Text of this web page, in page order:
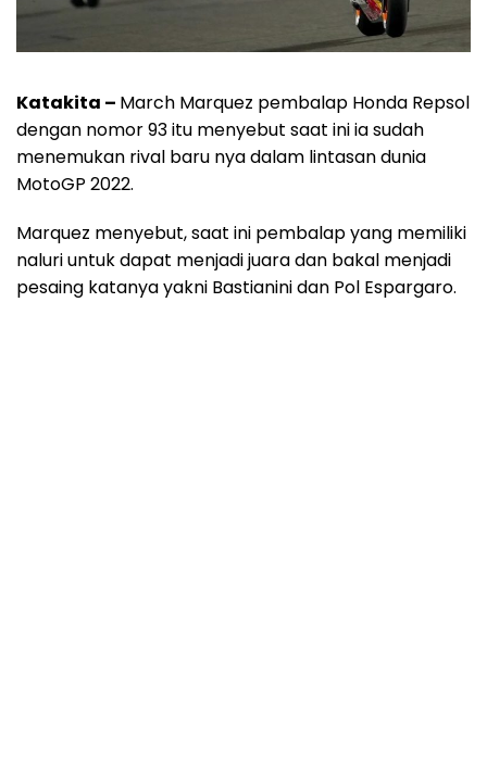
Katakita – March Marquez pembalap Honda Repsol
dengan nomor 93 itu menyebut saat ini ia sudah
menemukan rival baru nya dalam lintasan dunia
MotoGP 2022.
Marquez menyebut, saat ini pembalap yang memiliki
naluri untuk dapat menjadi juara dan bakal menjadi
pesaing katanya yakni Bastianini dan Pol Espargaro.